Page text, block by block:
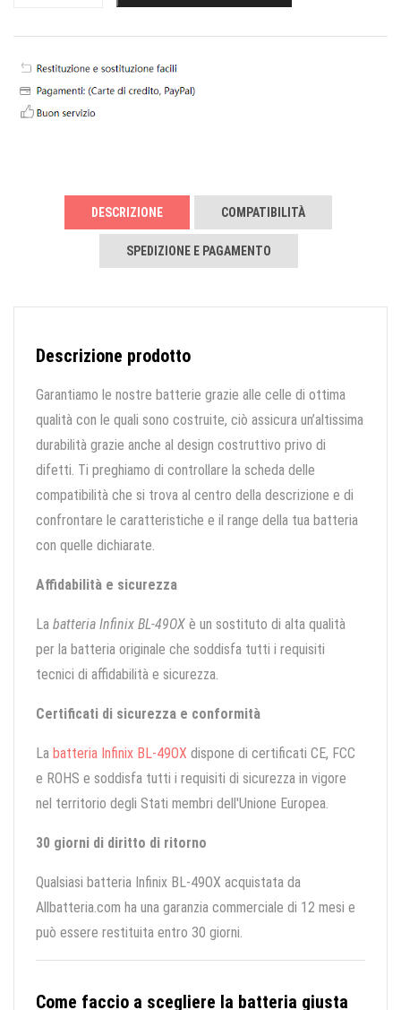
DESCRIZIONE COMPATIBILITÀ
SPEDIZIONE E PAGAMENTO
Descrizione prodotto
Garantiamo le nostre batterie grazie alle celle di ottima
qualità con le quali sono costruite, ciò assicura un’altissima
durabilità grazie anche al design costruttivo privo di
difetti. Ti preghiamo di controllare la scheda delle
compatibilità che si trova al centro della descrizione e di
confrontare le caratteristiche e il range della tua batteria
con quelle dichiarate.
Affidabilità e sicurezza
La batteria Infinix BL-49OX è un sostituto di alta qualità
per la batteria originale che soddisfa tutti i requisiti
tecnici di affidabilità e sicurezza.
Certificati di sicurezza e conformità
La batteria Infinix BL-49OX dispone di certificati CE, FCC
e ROHS e soddisfa tutti i requisiti di sicurezza in vigore
nel territorio degli Stati membri dell'Unione Europea.
30 giorni di diritto di ritorno
Qualsiasi batteria Infinix BL-49OX acquistata da
Allbatteria.com ha una garanzia commerciale di 12 mesi e
può essere restituita entro 30 giorni.
Come faccio a scegliere la batteria giusta